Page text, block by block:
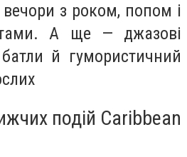
з роком, попом і
А ще — джазові
й гумористичний
подій Сaribbean